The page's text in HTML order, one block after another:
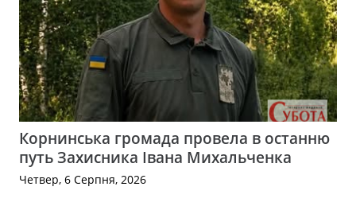
Корнинська громада провела в останню
путь Захисника Івана Михальченка
Четвер, 6 Серпня, 2026